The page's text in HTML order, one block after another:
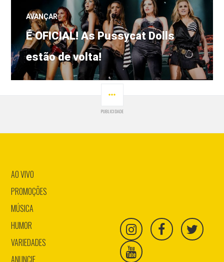
AVANÇAR
Próximo
post:
É OFICIAL! As Pussycat Dolls
estão de volta!
PUBLICIDADE
AO VIVO
PROMOÇÕES
MÚSICA
HUMOR
VARIEDADES
ANUNCIE